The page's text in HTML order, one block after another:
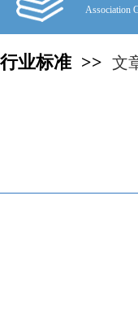
Association
行业标准 >> 文